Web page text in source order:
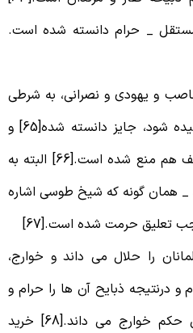
_ حرام دانسته شده است.
و یهودی و نصرانی، به شرطی
که نام خداوند هنگام ذبح شنیده شود، جایز دانسته شده[65] و
گاهی حتی خوردن ذبایح مخالف هم منع شده است.[66] البته به
همان گونه که شیخ طوسی اشاره
تعلیق حرمت شده است.[67]
را حلال می داند و خوارج،
درنتیجه ذبایح آن ها را حرام و
نیز حکم ناصب حربی را مثل حکم خوارج می داند.[68] خرید